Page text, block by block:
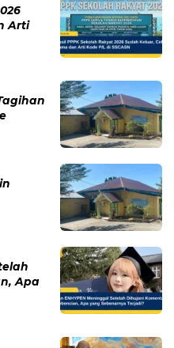
Arti
Apa